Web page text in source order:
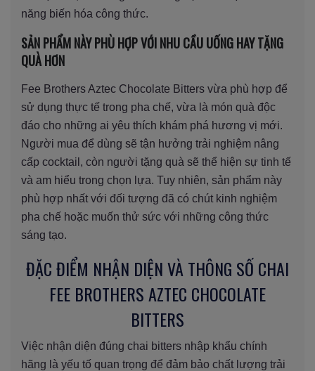
năng biến hóa công thức.
SẢN PHẨM NÀY PHÙ HỢP VỚI NHU CẦU UỐNG HAY TẶNG
QUÀ HƠN
Fee Brothers Aztec Chocolate Bitters vừa phù hợp để
sử dụng thực tế trong pha chế, vừa là món quà độc
đáo cho những ai yêu thích khám phá hương vị mới.
Người mua để dùng sẽ tận hưởng trải nghiệm nâng
cấp cocktail, còn người tặng quà sẽ thể hiện sự tinh tế
và am hiểu trong chọn lựa. Tuy nhiên, sản phẩm này
phù hợp nhất với đối tượng đã có chút kinh nghiệm
pha chế hoặc muốn thử sức với những công thức
sáng tạo.
ĐẶC ĐIỂM NHẬN DIỆN VÀ THÔNG SỐ CHAI
FEE BROTHERS AZTEC CHOCOLATE
BITTERS
Việc nhận diện đúng chai bitters nhập khẩu chính
hãng là yếu tố quan trọng để đảm bảo chất lượng trải